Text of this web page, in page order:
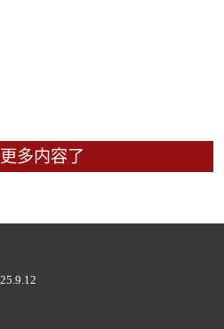
多内容了
9 12